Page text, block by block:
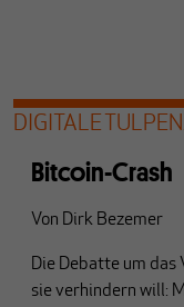
DIGITALE
Bitcoin-Crash
Von Dirk Bezemer
Die Debatte um das
sie verhindern will: